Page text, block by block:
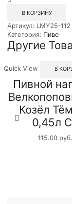
фильтрованное
Купец
Хмельной
0,5л
СТ
В КОРЗИНУ
Артикул: LMY25-112
Категория: Пиво
Другие
Quick View В
Пивной
Козёл
0,45л
115.00 руб.